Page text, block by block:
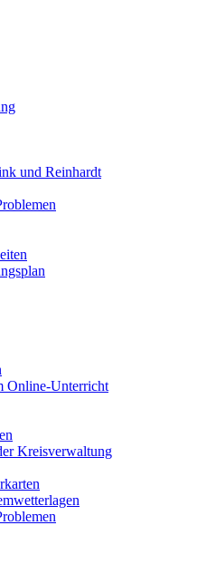
und Reinhardt
Online-Unterricht
Kreisverwaltung